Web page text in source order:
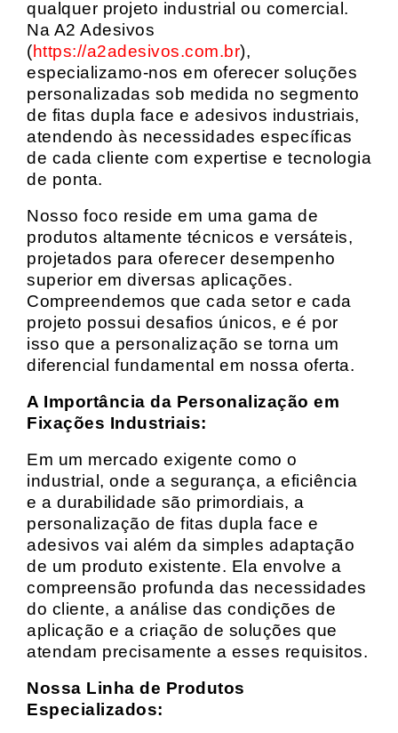
qualquer projeto industrial ou comercial.
Na A2 Adesivos
(https://a2adesivos.com.br),
especializamo-nos em oferecer soluções
personalizadas sob medida no segmento
de fitas dupla face e adesivos industriais,
atendendo às necessidades específicas
de cada cliente com expertise e tecnologia
de ponta.
Nosso foco reside em uma gama de
produtos altamente técnicos e versáteis,
projetados para oferecer desempenho
superior em diversas aplicações.
Compreendemos que cada setor e cada
projeto possui desafios únicos, e é por
isso que a personalização se torna um
diferencial fundamental em nossa oferta.
A Importância da Personalização em
Fixações Industriais:
Em um mercado exigente como o
industrial, onde a segurança, a eficiência
e a durabilidade são primordiais, a
personalização de fitas dupla face e
adesivos vai além da simples adaptação
de um produto existente. Ela envolve a
compreensão profunda das necessidades
do cliente, a análise das condições de
aplicação e a criação de soluções que
atendam precisamente a esses requisitos.
Nossa Linha de Produtos
Especializados: